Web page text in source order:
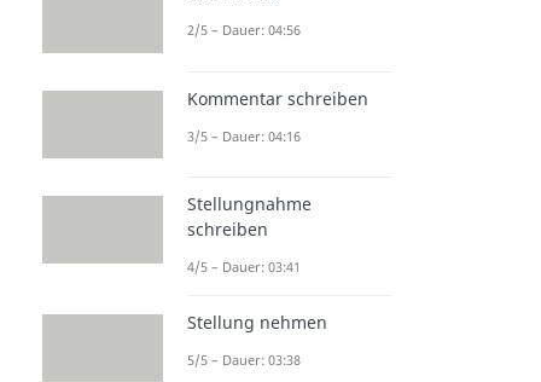
2/5 – Dauer: 04:56
Kommentar schreiben
3/5 – Dauer: 04:16
Stellungnahme
schreiben
4/5 – Dauer: 03:41
Stellung nehmen
5/5 – Dauer: 03:38